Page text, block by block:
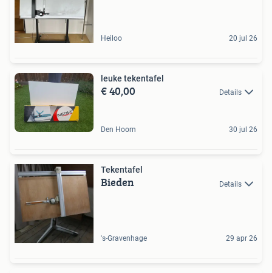
Heiloo 20 jul 26
leuke tekentafel
€ 40,00 Details
Den Hoorn 30 jul 26
Tekentafel
Bieden Details
's-Gravenhage 29 apr 26